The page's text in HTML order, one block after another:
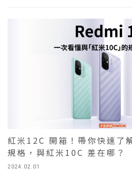
2024.02.01
紅米12C 開箱！帶你快速
規格，與紅米10C 差在哪？